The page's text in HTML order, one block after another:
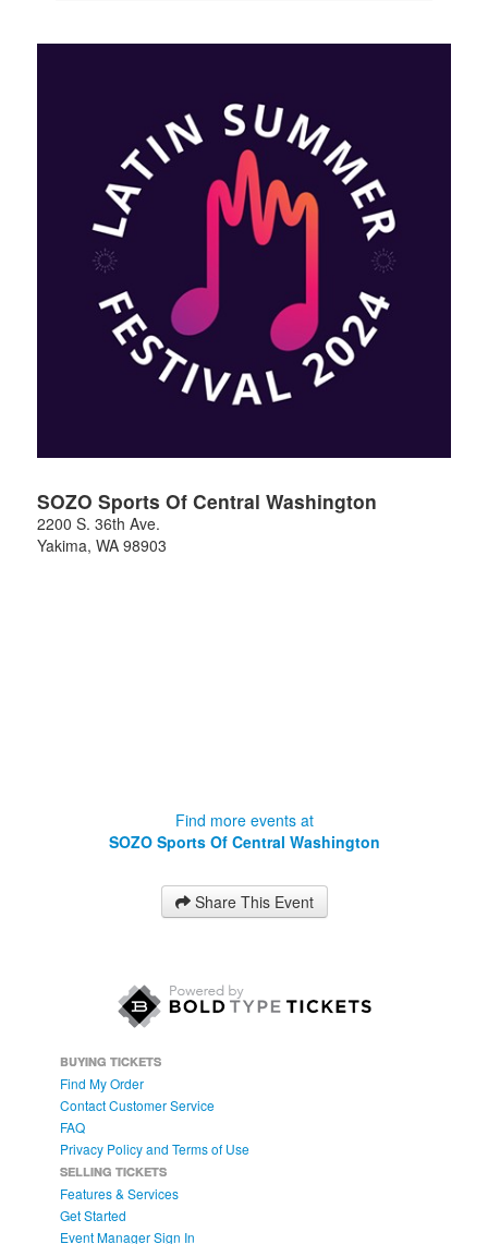
SOZO Sports Of Central Washington
2200 S. 36th Ave.
Yakima, WA 98903
Find more events at
SOZO Sports Of Central Washington
Share This Event
BUYING TICKETS
Find My Order
Contact Customer Service
FAQ
Privacy Policy and Terms of Use
SELLING TICKETS
Features & Services
Get Started
Event Manager Sign In